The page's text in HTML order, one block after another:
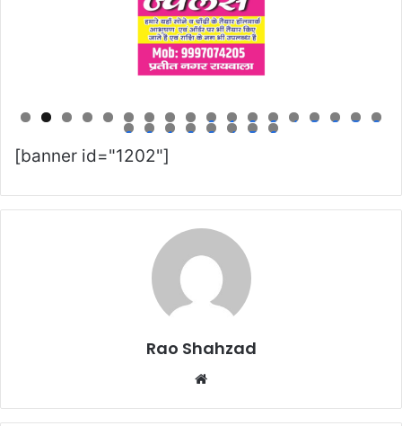
0 1 2 3 4 5 6 7 8
9 0 1 2 3 4 5 6
[banner id="1202"]
Rao Shahzad
Website